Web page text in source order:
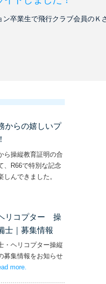
ン卒業生で飛行クラブ会員のＫ
からの嬉しいプ
ら操縦教育証明の合
、R66で特別な記念
しんできました。
リコプター 操
士｜募集情報
・ヘリコプター操縦
募集情報をお知らせ
more– ‘飛行機・ヘリコプター
.